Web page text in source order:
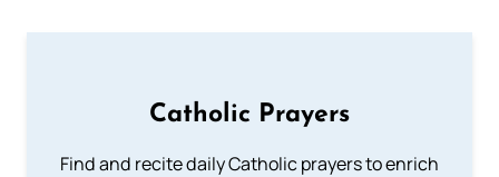
Catholic Prayers
Find and recite daily Catholic prayers to enrich